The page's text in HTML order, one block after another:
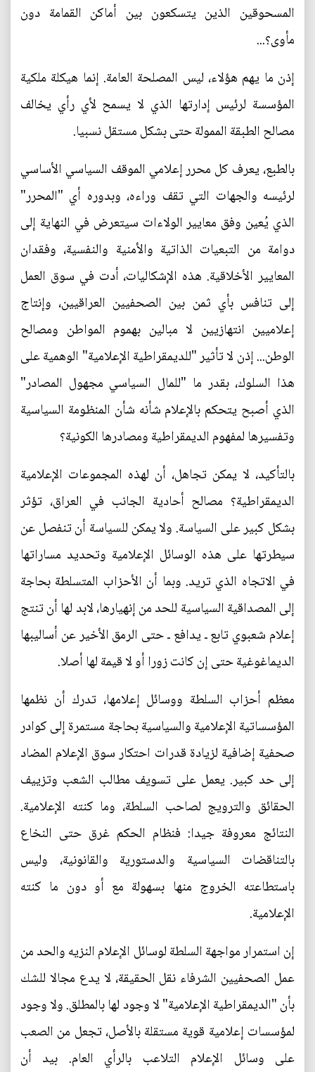
المسحوقين الذين يتسكعون بين أماكن القمامة دون
مأوى؟...
إذن ما يهم هؤلاء، ليس المصلحة العامة. إنما هيكلة ملكية
المؤسسة لرئيس إدارتها الذي لا يسمح لأي رأي يخالف
مصالح الطبقة الممولة حتى بشكل مستقل نسبيا.
بالطبع، يعرف كل محرر إعلامي الموقف السياسي الأساسي
لرئيسه والجهات التي تقف وراءه، وبدوره أي "المحرر"
الذي يُعين وفق معايير الولاءات سيتعرض في النهاية إلى
دوامة من التبعيات الذاتية والأمنية والنفسية، وفقدان
المعايير الأخلاقية. هذه الإشكاليات، أدت في سوق العمل
إلى تنافس بأي ثمن بين الصحفيين العراقيين، وإنتاج
إعلاميين انتهازيين لا مبالين بهموم المواطن ومصالح
الوطن... إذن لا تأثير "للديمقراطية الإعلامية" الوهمية على
هذا السلوك، بقدر ما "للمال السياسي مجهول المصادر"
الذي أصبح يتحكم بالإعلام شأنه شأن المنظومة السياسية
وتفسيرها لمفهوم الديمقراطية ومصادرها الكونية؟
بالتأكيد، لا يمكن تجاهل، أن لهذه المجموعات الإعلامية
الديمقراطية؟ مصالح أحادية الجانب في العراق، تؤثر
بشكل كبير على السياسة. ولا يمكن للسياسة أن تنفصل عن
سيطرتها على هذه الوسائل الإعلامية وتحديد مساراتها
في الاتجاه الذي تريد. وبما أن الأحزاب المتسلطة بحاجة
إلى المصداقية السياسية للحد من إنهيارها، لابد لها أن تنتج
إعلام شعبوي تابع ـ يدافع ـ حتى الرمق الأخير عن أساليبها
الديماغوغية حتى إن كانت زورا أو لا قيمة لها أصلا.
معظم أحزاب السلطة ووسائل إعلامها، تدرك أن نظمها
المؤسساتية الإعلامية والسياسية بحاجة مستمرة إلى كوادر
صحفية إضافية لزيادة قدرات احتكار سوق الإعلام المضاد
إلى حد كبير. يعمل على تسويف مطالب الشعب وتزييف
الحقائق والترويج لصاحب السلطة، وما كنته الإعلامية.
النتائج معروفة جيدا: فنظام الحكم غرق حتى النخاع
بالتناقضات السياسية والدستورية والقانونية، وليس
باستطاعته الخروج منها بسهولة مع أو دون ما كنته
الإعلامية.
إن استمرار مواجهة السلطة لوسائل الإعلام النزيه والحد من
عمل الصحفيين الشرفاء نقل الحقيقة، لا يدع مجالا للشك
بأن "الديمقراطية الإعلامية" لا وجود لها بالمطلق. ولا وجود
لمؤسسات إعلامية قوية مستقلة بالأصل، تجعل من الصعب
على وسائل الإعلام التلاعب بالرأي العام. بيد أن